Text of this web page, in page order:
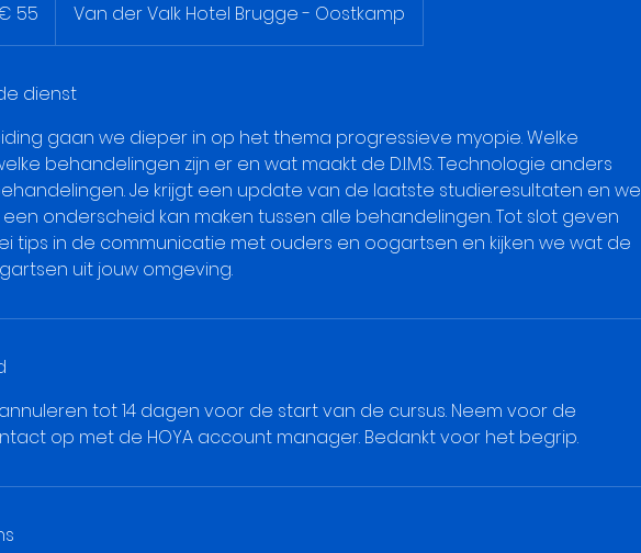
55 Van der Valk Hotel Brugge - Oostkamp
dienst
gaan we dieper in op het thema progressieve myopie. Welke
behandelingen zijn er en wat maakt de D.I.M.S. Technologie anders
Je krijgt een update van de laatste studieresultaten en we
onderscheid kan maken tussen alle behandelingen. Tot slot geven
tips in de communicatie met ouders en oogartsen en kijken we wat de
uit jouw omgeving.
tot 14 dagen voor de start van de cursus. Neem voor de
op met de HOYA account manager. Bedankt voor het begrip.